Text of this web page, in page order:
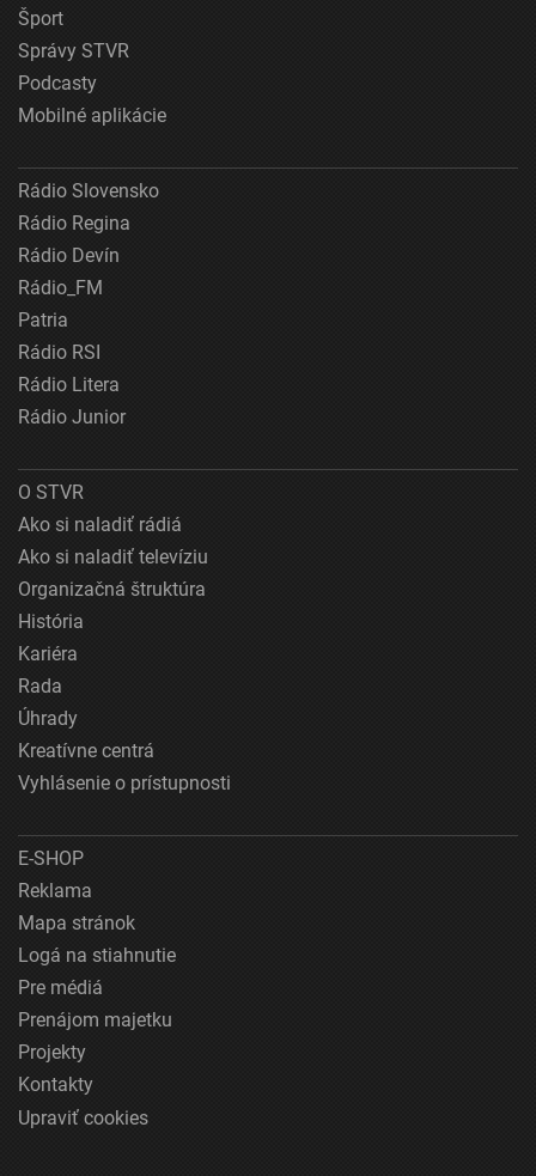
Šport
Správy STVR
Podcasty
Mobilné aplikácie
Rádio Slovensko
Rádio Regina
Rádio Devín
Rádio_FM
Patria
Rádio RSI
Rádio Litera
Rádio Junior
O STVR
Ako si naladiť rádiá
Ako si naladiť televíziu
Organizačná štruktúra
História
Kariéra
Rada
Úhrady
Kreatívne centrá
Vyhlásenie o prístupnosti
E-SHOP
Reklama
Mapa stránok
Logá na stiahnutie
Pre médiá
Prenájom majetku
Projekty
Kontakty
Upraviť cookies